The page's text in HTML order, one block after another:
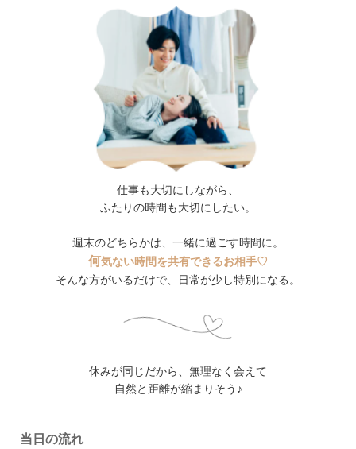
仕事も大切にしながら、
ふたりの時間も大切にしたい。
週末のどちらかは、一緒に過ごす時間に。
何気ない時間を共有できるお相手♡
そんな方がいるだけで、日常が少し特別になる。
休みが同じだから、無理なく会えて
自然と距離が縮まりそう♪
当日の流れ